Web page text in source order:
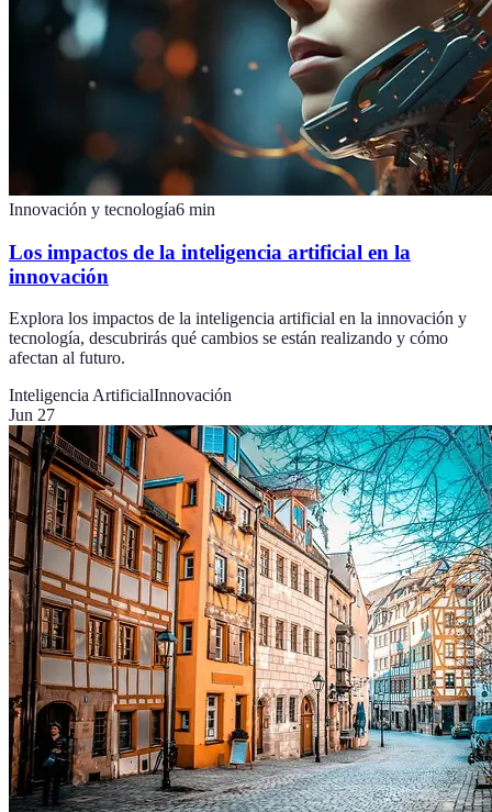
Innovación y tecnología6 min
Los impactos de la inteligencia artificial en la
innovación
Explora los impactos de la inteligencia artificial en la innovación y
tecnología, descubrirás qué cambios se están realizando y cómo
afectan al futuro.
Inteligencia ArtificialInnovación
Jun 27